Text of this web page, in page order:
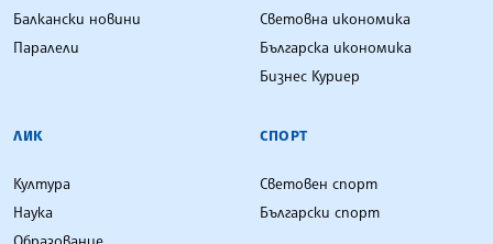
Балкански новини
Паралели
Световна икономика
Българска икономика
Бизнес Куриер
ЛИК
Култура
Наука
СПОРТ
Световен спорт
Български спорт